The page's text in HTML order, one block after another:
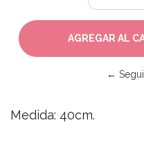
←
Medida: 40cm.